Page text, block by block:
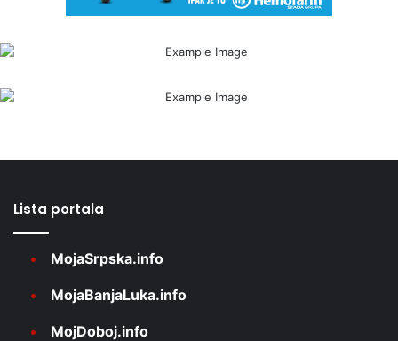
Lista portala
MojaSrpska.info
MojaBanjaLuka.info
MojDoboj.info